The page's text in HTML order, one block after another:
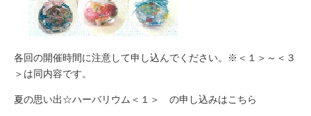
各回の開催時間に注意して申し込んでください。※＜１＞～＜３
＞は同内容です。
夏の思い出☆​ハーバリウム＜１＞ の申し込みはこちら​